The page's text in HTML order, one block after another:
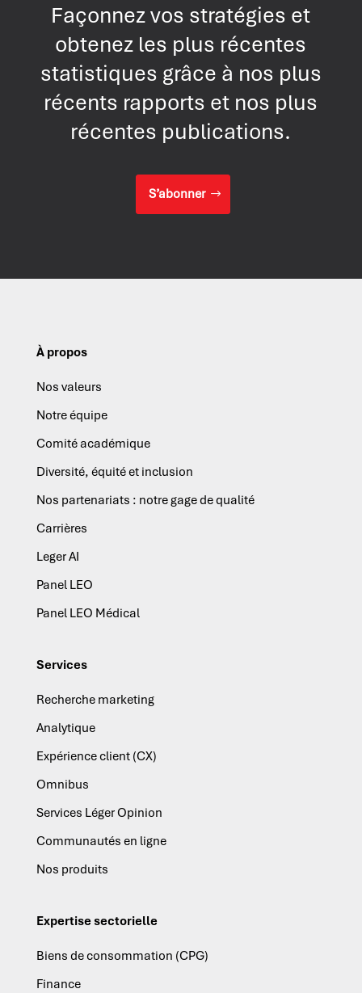
Façonnez vos stratégies et
obtenez les plus récentes
statistiques grâce à nos plus
récents rapports et nos plus
récentes publications.
S’abonner
À propos
Nos valeurs
Notre équipe
Comité académique
Diversité, équité et inclusion
Nos partenariats : notre gage de qualité
Carrières
Leger AI
Panel LEO
Panel LEO Médical
Services
Recherche marketing
Analytique
Expérience client (CX)
Omnibus
Services Léger Opinion
Communautés en ligne
Nos produits
Expertise sectorielle
Biens de consommation (CPG)
Finance